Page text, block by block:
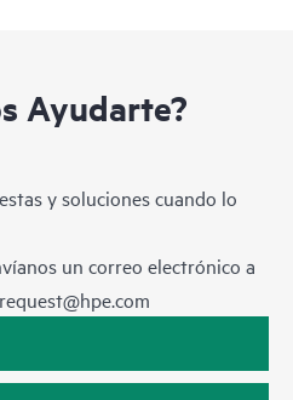
Ayudarte?
y soluciones cuando lo
un correo electrónico a